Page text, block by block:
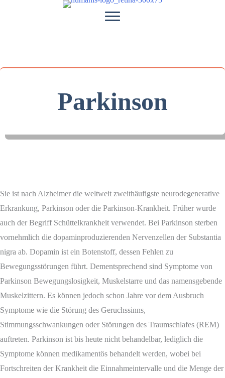
Parkinson
Sie ist nach Alzheimer die weltweit zweithäufigste neurodegenerative
Erkrankung, Parkinson oder die Parkinson-Krankheit. Früher wurde
auch der Begriff Schüttelkrankheit verwendet. Bei Parkinson sterben
vornehmlich die dopaminproduzierenden Nervenzellen der Substantia
nigra ab. Dopamin ist ein Botenstoff, dessen Fehlen zu
Bewegungsstörungen führt. Dementsprechend sind Symptome von
Parkinson Bewegungslosigkeit, Muskelstarre und das namensgebende
Muskelzittern. Es können jedoch schon Jahre vor dem Ausbruch
Symptome wie die Störung des Geruchssinns,
Stimmungsschwankungen oder Störungen des Traumschlafes (REM)
auftreten. Parkinson ist bis heute nicht behandelbar, lediglich die
Symptome können medikamentös behandelt werden, wobei bei
Fortschreiten der Krankheit die Einnahmeintervalle und die Menge der